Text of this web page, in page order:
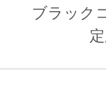
ブラック